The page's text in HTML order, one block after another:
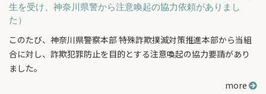
生を受け、神奈川県警から注意喚起の協力依頼がありまし
た）
このたび、神奈川県警察本部 特殊詐欺撲滅対策推進本部から当組
合に対し、詐欺犯罪防止を目的とする注意喚起の協力要請があり
ました。
more